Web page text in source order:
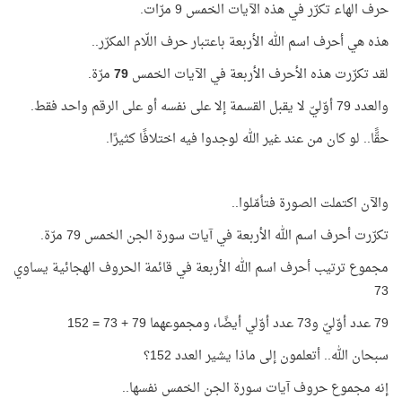
حرف الهاء تكرّر في هذه الآيات الخمس 9 مرّات.
هذه هي أحرف اسم الله الأربعة باعتبار حرف اللّام المكرّر..
لقد تكرّرت هذه الأحرف الأربعة في الآيات الخمس79مرّة.
والعدد 79 أوّليّ لا يقبل القسمة إلا على نفسه أو على الرقم واحد فقط.
حقًّا.. لو كان من عند غير الله لوجدوا فيه اختلافًا كثيرًا.
والآن اكتملت الصورة فتأمّلوا..
تكرّرت أحرف اسم الله الأربعة في آيات سورة الجن الخمس 79 مرّة.
مجموع ترتيب أحرف اسم الله الأربعة في قائمة الحروف الهجائية يساوي
73
79 عدد أوّليّ و73 عدد أوّلي أيضًا، ومجموعهما 79 + 73 = 152
سبحان الله.. أتعلمون إلى ماذا يشير العدد 152؟
إنه مجموع حروف آيات سورة الجن الخمس نفسها..